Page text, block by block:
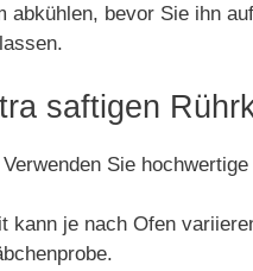
abkühlen, bevor Sie ihn
saftigen
Verwenden Sie
kann je nach Ofen